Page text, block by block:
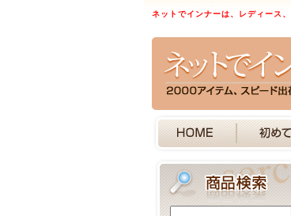
ネットでインナーは、レディース